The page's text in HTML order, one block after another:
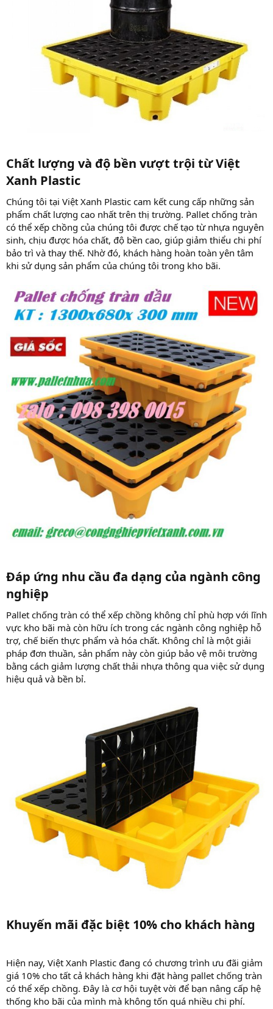
Chất lượng và độ bền vượt trội từ Việt
Xanh Plastic​
Chúng tôi tại Việt Xanh Plastic cam kết cung cấp những sản
phẩm chất lượng cao nhất trên thị trường. Pallet chống tràn
có thể xếp chồng của chúng tôi được chế tạo từ nhựa nguyên
sinh, chịu được hóa chất, độ bền cao, giúp giảm thiểu chi phí
bảo trì và thay thế. Nhờ đó, khách hàng hoàn toàn yên tâm
khi sử dụng sản phẩm của chúng tôi trong kho bãi.
Đáp ứng nhu cầu đa dạng của ngành công
nghiệp​
Pallet chống tràn có thể xếp chồng không chỉ phù hợp với lĩnh
vực kho bãi mà còn hữu ích trong các ngành công nghiệp hỗ
trợ, chế biến thực phẩm và hóa chất. Không chỉ là một giải
pháp đơn thuần, sản phẩm này còn giúp bảo vệ môi trường
bằng cách giảm lượng chất thải nhựa thông qua việc sử dụng
hiệu quả và bền bỉ.
Khuyến mãi đặc biệt 10% cho khách hàng​
Hiện nay, Việt Xanh Plastic đang có chương trình ưu đãi giảm
giá 10% cho tất cả khách hàng khi đặt hàng pallet chống tràn
có thể xếp chồng. Đây là cơ hội tuyệt vời để bạn nâng cấp hệ
thống kho bãi của mình mà không tốn quá nhiều chi phí.